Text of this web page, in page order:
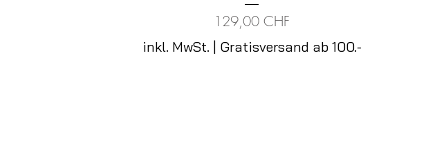
Preis
129,00 CHF
inkl. MwSt. | Gratisversand ab 100.-